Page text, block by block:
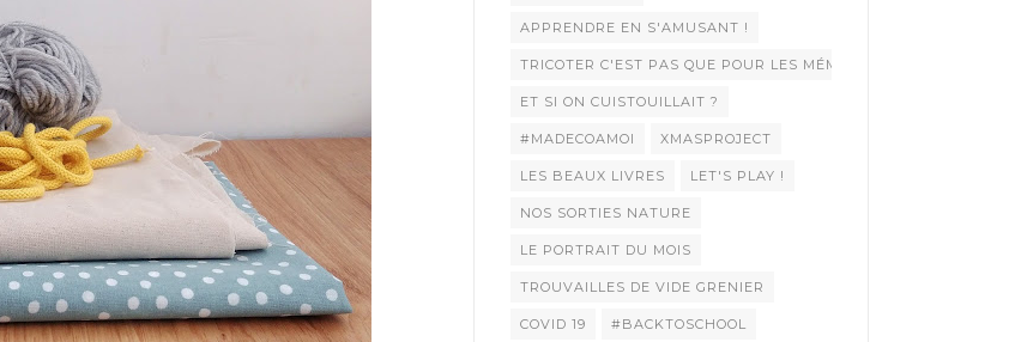
APPRENDRE EN S'AMUSANT !
TRICOTER C'EST PAS QUE POUR LES MÉMÉES !
ET SI ON CUISTOUILLAIT ?
#MADECOAMOI XMASPROJECT
LES BEAUX LIVRES LET'S PLAY !
NOS SORTIES NATURE
LE PORTRAIT DU MOIS
TROUVAILLES DE VIDE GRENIER
COVID 19 #BACKTOSCHOOL